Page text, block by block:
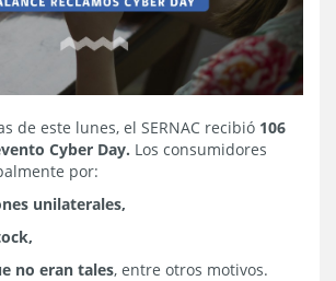
de este lunes, el SERNAC recibió 106
Cyber Day. Los consumidores
por:
unilaterales,
no eran tales, entre otros motivos.